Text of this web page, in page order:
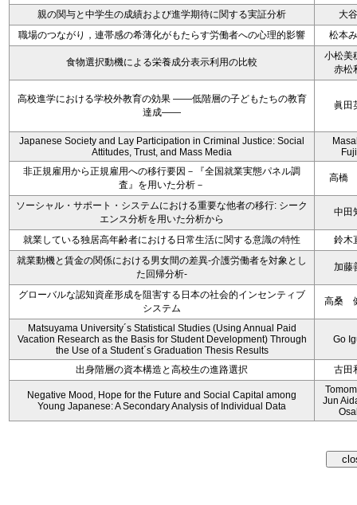
親の関与と中学生の成績および進学期待に関する実証分析
大
職場のつながり，連帯感の希薄化がもたらす労働者への心理的影響
松本
食物選択動機による栄養成分表示利用の比較
小松美
赤松
高校進学における学校外教育の効果 ――低階層の子どもたちの教育
達成――
眞田
Japanese Society and Lay Participation in Criminal Justice: Social
Attitudes, Trust, and Mass Media
非正規雇用から正規雇用への移行要因－『全国就業実態パネル調
査』を用いた分析－
高橋
ソーシャル・サポート・システムにおける重要な他者の移行: シーク
エンス分析を用いた分析から
中田
就業している独居高年齢者における日常生活に関する意識の特性
鈴木
就業動機と賃金の関係における男女間の差異‐介護労働者を対象とし
た回帰分析‐
加藤
グローバルな認知資産形成を阻害する日本の社会的インセンティブ
システム
高桑
Matsuyama University´s Statistical Studies (Using Annual Paid
Vacation Research as the Basis for Student Development) Through
the Use of a Student´s Graduation Thesis Results
Go
出身階層の資本構造と高校生の進路選択 古田
Negative Mood, Hope for the Future and Social Capital among
Young Japanese: A Secondary Analysis of Individual Data
Jun